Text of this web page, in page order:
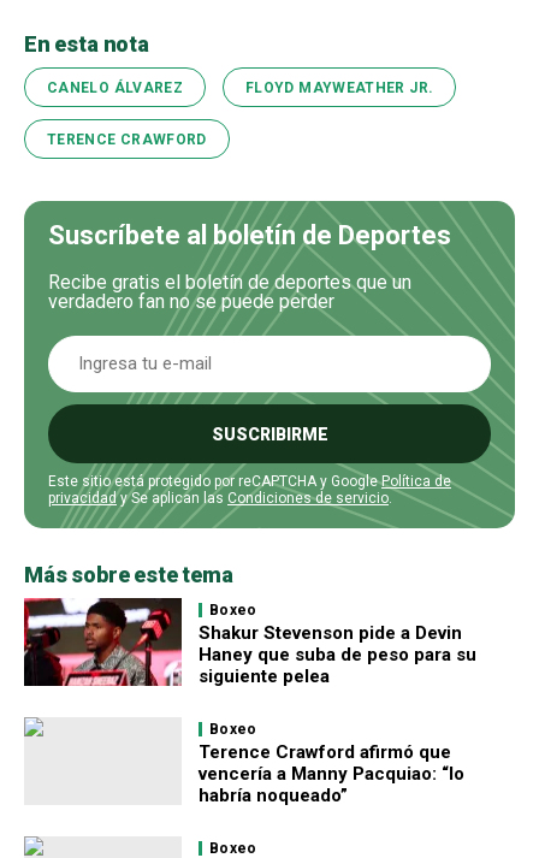
En esta nota
CANELO ÁLVAREZ FLOYD MAYWEATHER JR.
TERENCE CRAWFORD
Suscríbete al boletín de Deportes
Recibe gratis el boletín de deportes que un
verdadero fan no se puede perder
SUSCRIBIRME
Este sitio está protegido por reCAPTCHA y GooglePolítica de
privacidady Se aplican las Condiciones de servicio.
Más sobre este tema
Boxeo
Shakur Stevenson pide a Devin
Haney que suba de peso para su
siguiente pelea
Boxeo
Terence Crawford afirmó que
vencería a Manny Pacquiao: “lo
habría noqueado”
Boxeo